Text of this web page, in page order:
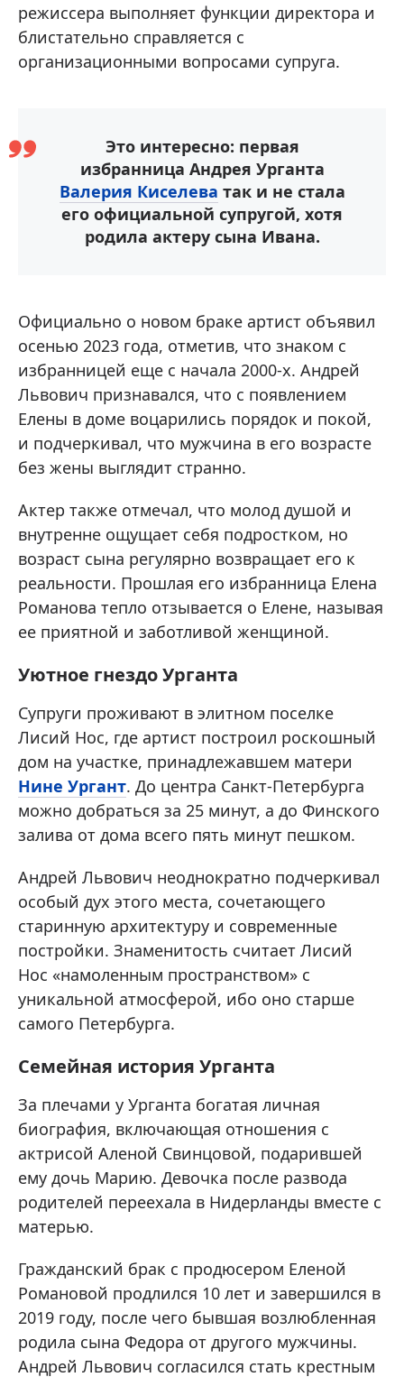
режиссера выполняет функции директора и
блистательно справляется с
организационными вопросами супруга.
Это интересно: первая
избранница Андрея Урганта
Валерия Киселева так и не стала
его официальной супругой, хотя
родила актеру сына Ивана.
Официально о новом браке артист объявил
осенью 2023 года, отметив, что знаком с
избранницей еще с начала 2000-х. Андрей
Львович признавался, что с появлением
Елены в доме воцарились порядок и покой,
и подчеркивал, что мужчина в его возрасте
без жены выглядит странно.
Актер также отмечал, что молод душой и
внутренне ощущает себя подростком, но
возраст сына регулярно возвращает его к
реальности. Прошлая его избранница Елена
Романова тепло отзывается о Елене, называя
ее приятной и заботливой женщиной.
Уютное гнездо Урганта
Супруги проживают в элитном поселке
Лисий Нос, где артист построил роскошный
дом на участке, принадлежавшем матери
Нине Ургант. До центра Санкт-Петербурга
можно добраться за 25 минут, а до Финского
залива от дома всего пять минут пешком.
Андрей Львович неоднократно подчеркивал
особый дух этого места, сочетающего
старинную архитектуру и современные
постройки. Знаменитость считает Лисий
Нос «намоленным пространством» с
уникальной атмосферой, ибо оно старше
самого Петербурга.
Семейная история Урганта
За плечами у Урганта богатая личная
биография, включающая отношения с
актрисой Аленой Свинцовой, подарившей
ему дочь Марию. Девочка после развода
родителей переехала в Нидерланды вместе с
матерью.
Гражданский брак с продюсером Еленой
Романовой продлился 10 лет и завершился в
2019 году, после чего бывшая возлюбленная
родила сына Федора от другого мужчины.
Андрей Львович согласился стать крестным